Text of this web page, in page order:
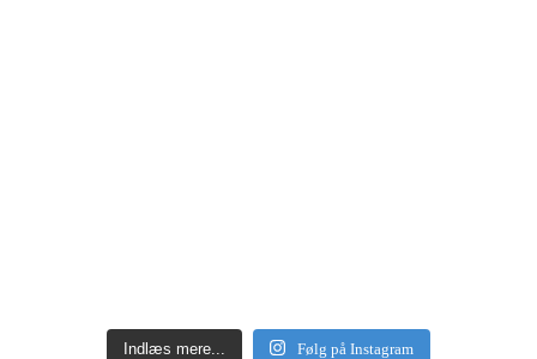
Indlæs mere... Følg på Instagram